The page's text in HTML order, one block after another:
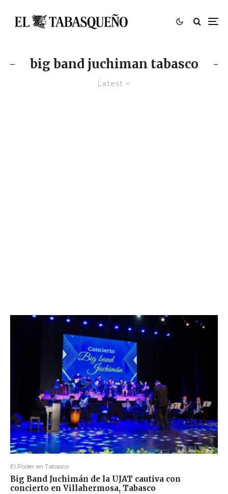
big band juchiman tabasco
Latest
El Poder en Tabasco
Big Band Juchimán de la UJAT cautiva con
concierto en Villahermosa, Tabasco